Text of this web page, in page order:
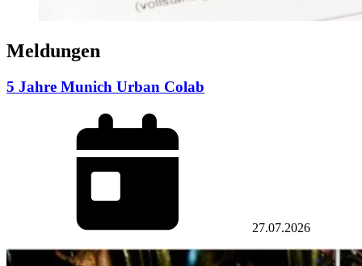
Meldungen
5 Jahre Munich Urban Colab
27.07.2026